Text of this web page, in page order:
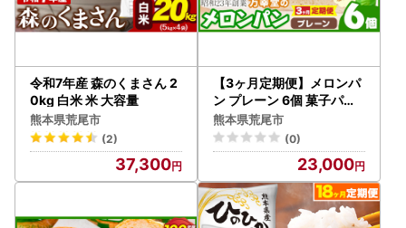
令和7年産 森のくまさん 2
0kg 白米 米 大容量
熊本県荒尾市
(2)
37,300
【3ヶ月定期便】メロンパ
ン プレーン 6個 菓子パン
万幸堂 《お申込み翌月か
ら出荷》
熊本県荒尾市
(0)
23,000